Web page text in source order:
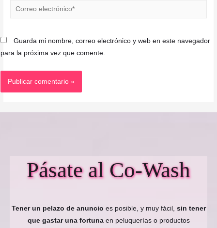
Correo
Guarda mi nombre, correo electrónico y web en este navegador
para la próxima vez que comente.
Pásate al Co-Wash
Tener un pelazo de anuncio es posible, y muy fácil, sin tener
que gastar una fortunaen peluquerías o productos